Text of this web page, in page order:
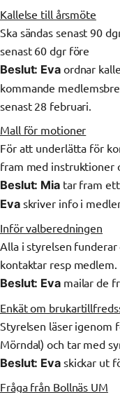
Kallelse till årsmöte
Ska sändas senast 90
senast 60 dgr före
Beslut: Evaordnar
kommande
senast 28 februari.
Mall för motioner
För att underlätta för
fram med instruktioner
Beslut: Miatar fram ett
Evaskriver info i
Inför valberedningen
Alla i styrelsen
kontaktar resp medlem.
Beslut: Evamailar de
Enkät om
Styrelsen läser igenom
Mörndal) och tar med
Beslut: Evaskickar ut
Fråga från Bollnäs UM